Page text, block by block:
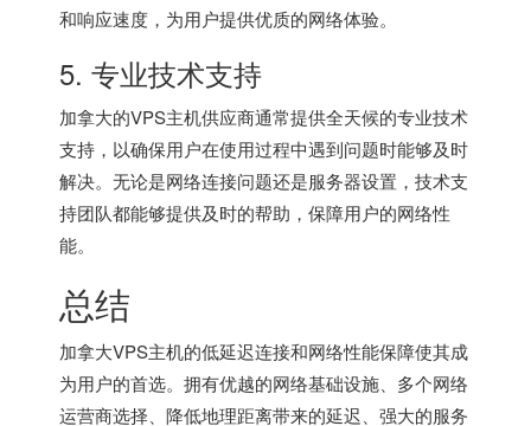
和响应速度，为用户提供优质的网络体验。
5. 专业技术支持
加拿大的VPS主机供应商通常提供全天候的专业技术
支持，以确保用户在使用过程中遇到问题时能够及时
解决。无论是网络连接问题还是服务器设置，技术支
持团队都能够提供及时的帮助，保障用户的网络性
能。
总结
加拿大VPS主机的低延迟连接和网络性能保障使其成
为用户的首选。拥有优越的网络基础设施、多个网络
运营商选择、降低地理距离带来的延迟、强大的服务